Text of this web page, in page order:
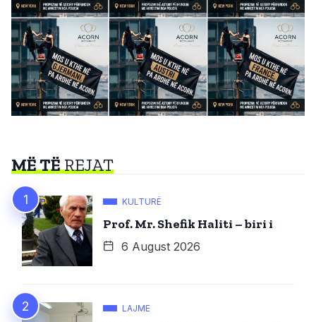
MË TËREJAT
KULTURË
Prof. Mr. Shefik Haliti – biri i
6 August 2026
LAJME